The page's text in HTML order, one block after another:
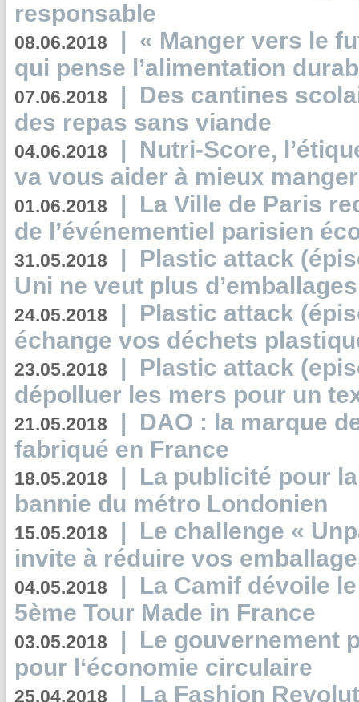
responsable
08.06.2018 | « Manger vers le
qui pense l’alimentation
07.06.2018 | Des cantines
des repas sans viande
04.06.2018 | Nutri-Score,
va vous aider à mieux
01.06.2018 | La Ville de Paris
de l’événementiel parisien
31.05.2018 | Plastic attack
Uni ne veut plus
24.05.2018 | Plastic attack
échange vos déchets
23.05.2018 | Plastic attack
dépolluer les mers pour un
21.05.2018 | DAO : la marque
fabriqué en France
18.05.2018 | La publicité pour
bannie du métro Londonien
15.05.2018 | Le challenge «
invite à réduire vos
04.05.2018 | La Camif dévoile
5ème Tour Made in France
03.05.2018 | Le gouvernement
pour l‘économie circulaire
25.04.2018 | La Fashion